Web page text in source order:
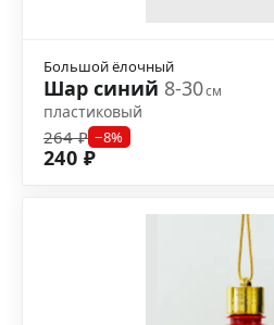
Большой ёлочный
Шар синий 8-30см
пластиковый
264 ₽ −8%
240 ₽